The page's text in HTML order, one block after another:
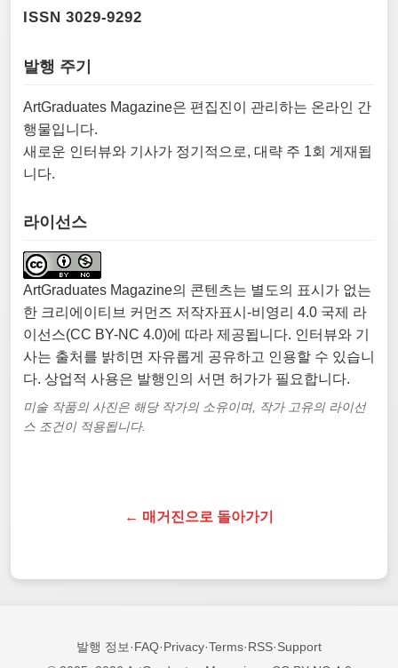
ISSN 3029-9292
발행 주기
ArtGraduates Magazine은 편집진이 관리하는 온라인 간
행물입니다.
새로운 인터뷰와 기사가 정기적으로, 대략 주 1회 게재됩
니다.
라이선스
ArtGraduates Magazine의 콘텐츠는 별도의 표시가 없는
한 크리에이티브 커먼즈 저작자표시-비영리 4.0 국제 라
이선스(CC BY-NC 4.0)에 따라 제공됩니다. 인터뷰와 기
사는 출처를 밝히면 자유롭게 공유하고 인용할 수 있습니
다. 상업적 사용은 발행인의 서면 허가가 필요합니다.
미술 작품의 사진은 해당 작가의 소유이며, 작가 고유의 라이선
스 조건이 적용됩니다.
← 매거진으로 돌아가기
발행 정보·FAQ·Privacy·Terms·RSS·Support